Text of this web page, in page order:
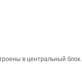
в центральный блок.